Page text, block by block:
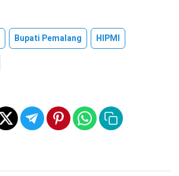
Bupati Pemalang
HIPMI